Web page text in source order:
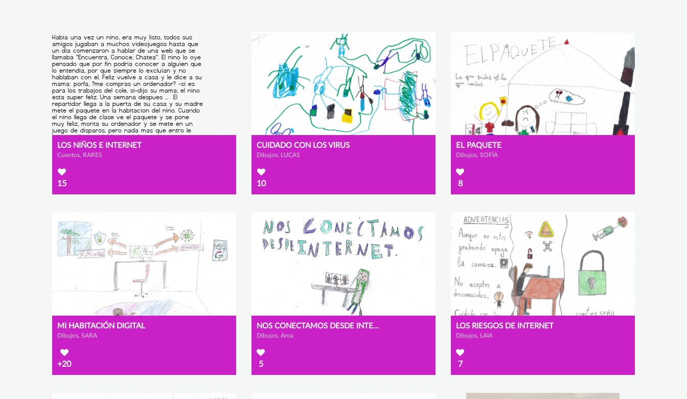
LOS NIÑOS E INTERNET
Cuentos, RARES
15
CUIDADO CON LOS VIRUS
Dibujos, LUCAS
10
EL PAQUETE
Dibujos, SOFÍA
8
MI HABITACIÓN DIGITAL
Dibujos, SARA
+20
NOS CONECTAMOS DESDE INTERNET
Dibujos, Aroa
5
LOS RIESGOS DE INTERNET
Dibujos, LAIA
7